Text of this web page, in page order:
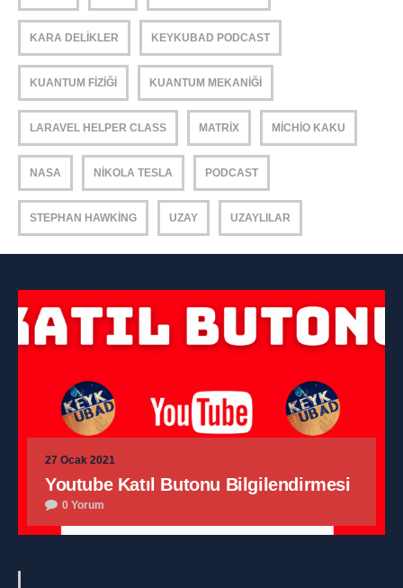
KARA DELIKLER KEYKUBAD PODCAST
KUANTUM FIZIĞI KUANTUM MEKANIĞI
LARAVEL HELPER CLASS MATRIX MICHIO KAKU
NASA NIKOLA TESLA PODCAST
STEPHAN HAWKING UZAY UZAYLILAR
27 Ocak 2021
Youtube Katıl Butonu Bilgilendirmesi
0 Yorum